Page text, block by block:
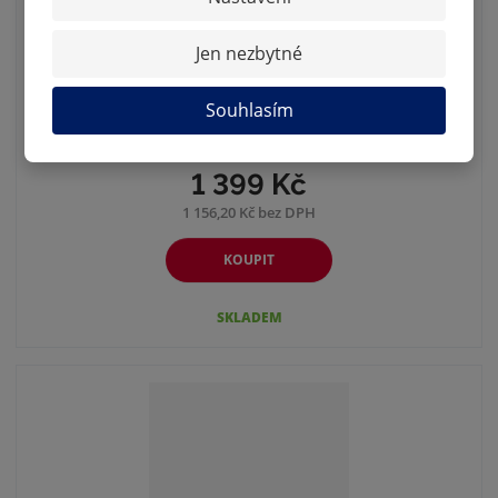
Jen nezbytné
Souhlasím
2026 PANINI FIFA WORLD CUP
ADRENALYN BOO...
1 399 Kč
1 156,20 Kč bez DPH
KOUPIT
SKLADEM
FIFA World Cup 2026 booster box je balení 24